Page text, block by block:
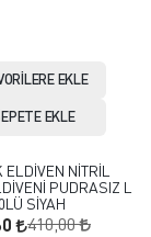
EKLE
EKLE
NİTRİL
PUDRASIZ L
SİYAH
410,00